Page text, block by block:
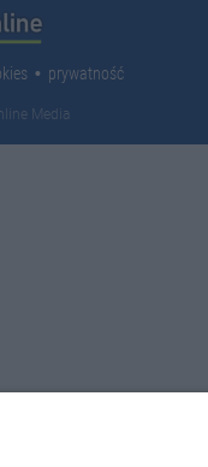
prywatność
Media